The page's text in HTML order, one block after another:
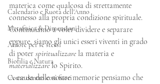
Calendario e Ruota dell'Anno
Metafisica & Dimensioni
Amore per se stessi
Biofilia e Natura
Come dentro così fuori
materica come qualcosa di strettamente
connesso alla propria condizione spirituale.
Continuiamo a voler dividere e separare
eppure, siamo gli unici esseri viventi in grado
di poter spiritualizzare la materia e
materializzare lo Spirito.
A causa delle nostre memorie pensiamo che